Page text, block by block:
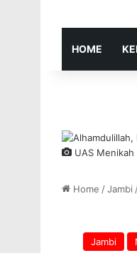
HOME
UAS
Home /Jambi
Jambi